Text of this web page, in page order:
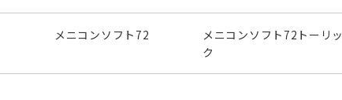
メニコンソフト72
メニコンソフト72トーリッ
ク